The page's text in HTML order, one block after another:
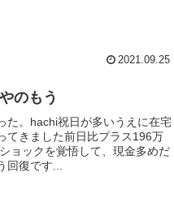
2021.09.25
のもう
。hachi祝日が多いうえに在宅
てきました前日比プラス196万
ョックを覚悟して、現金多めだ
回復です...